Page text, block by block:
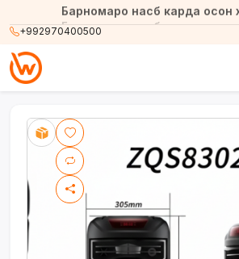
+992970400500
Барномаро насб карда осон